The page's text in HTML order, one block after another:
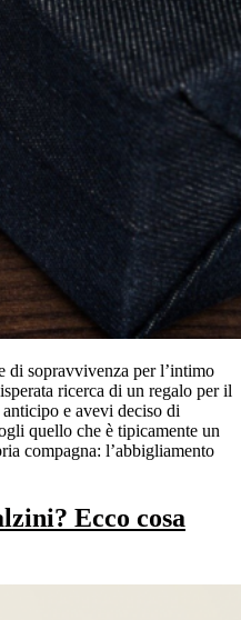
di sopravvivenza per l’intimo
ricerca di un regalo per il
e avevi deciso di
quello che è tipicamente un
compagna: l’abbigliamento
Ecco cosa